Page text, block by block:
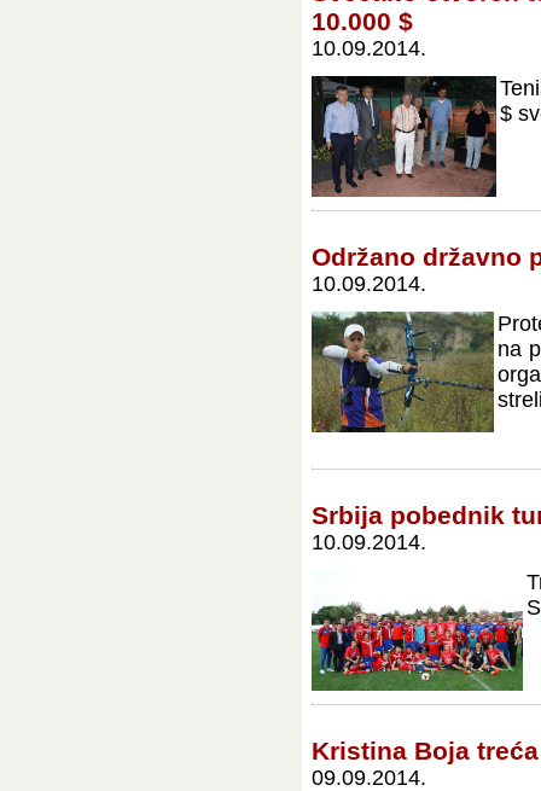
10.000 $
10.09.2014.
$
Održano državno
10.09.2014.
na
Srbija pobednik
10.09.2014.
Kristina Boja
09.09.2014.